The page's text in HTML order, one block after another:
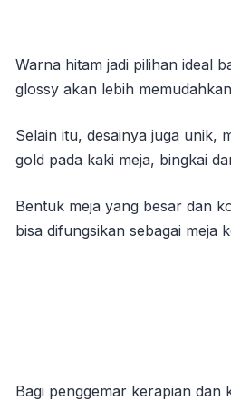
Warna hitam jadi pilihan ideal
glossy akan lebih
Selain itu, desainya juga unik,
gold pada kaki meja, bingkai
Bentuk meja yang besar dan
bisa difungsikan sebagai meja
Bagi penggemar kerapian dan